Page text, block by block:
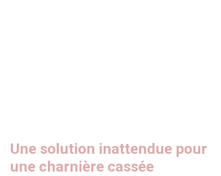
Une solution inattendue pour
une charnière cassée